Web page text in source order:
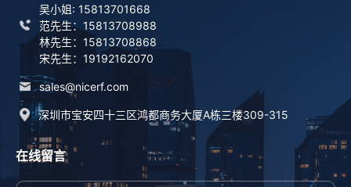
吴小姐: 15813701668
范先生：15813708988
林先生：15813708868
宋先生：19192162070
sales@nicerf.com
深圳市宝安四十三区鸿都商务大厦A栋三楼309-315
在线留言